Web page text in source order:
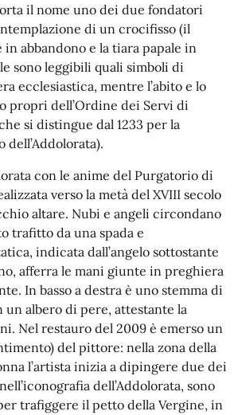
il nome uno dei due fondatori
di un crocifisso (il
in abbandono e la tiara papale in
sono leggibili quali simboli di
ecclesiastica, mentre l’abito e lo
propri dell’Ordine dei Servi di
si distingue dal 1233 per la
con le anime del Purgatorio di
verso la metà del XVIII secolo
altare. Nubi e angeli circondano
trafitto da una spada e
indicata dall’angelo sottostante
afferra le mani giunte in preghiera
In basso a destra è uno stemma di
un albero di pere, attestante la
Nel restauro del 2009 è emerso un
del pittore: nella zona della
l’artista inizia a dipingere due dei
dell’Addolorata, sono
trafiggere il petto della Vergine, in